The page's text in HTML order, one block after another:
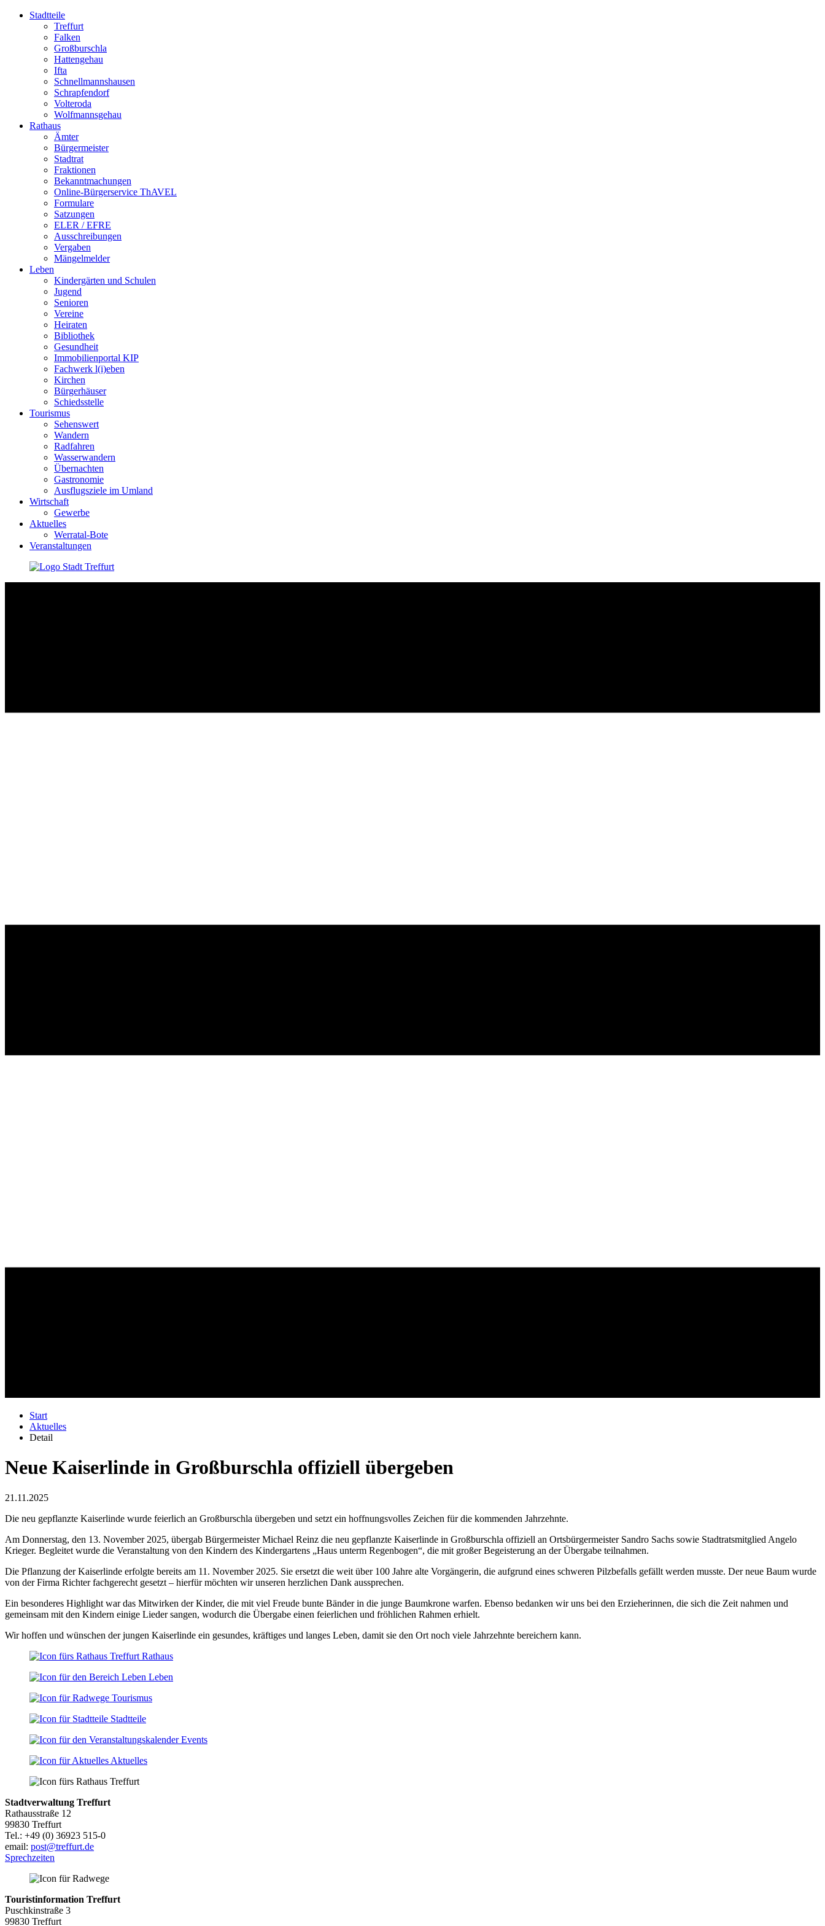
Stadtteile
Treffurt
Falken
Großburschla
Hattengehau
Ifta
Schnellmannshausen
Schrapfendorf
Volteroda
Wolfmannsgehau
Rathaus
Ämter
Bürgermeister
Stadtrat
Fraktionen
Bekanntmachungen
Online-Bürgerservice ThAVEL
Formulare
Satzungen
ELER / EFRE
Ausschreibungen
Vergaben
Mängelmelder
Leben
Kindergärten und Schulen
Jugend
Senioren
Vereine
Heiraten
Bibliothek
Gesundheit
Immobilienportal KIP
Fachwerk l(i)eben
Kirchen
Bürgerhäuser
Schiedsstelle
Tourismus
Sehenswert
Wandern
Radfahren
Wasserwandern
Übernachten
Gastronomie
Ausflugsziele im Umland
Wirtschaft
Gewerbe
Aktuelles
Werratal-Bote
Veranstaltungen
Start
Aktuelles
Detail
Neue Kaiserlinde in Großburschla offiziell übergeben
21.11.2025
Die neu gepflanzte Kaiserlinde wurde feierlich an Großburschla übergeben und setzt ein hoffnungsvolles Zeichen für die kommenden Jahrzehnte.
Am Donnerstag, den 13. November 2025, übergab BürgermeisterMichael Reinz die neu gepflanzte Kaiserlinde in Großburschla offiziell an Ortsbürgermeister Sandro Sachs sowie Stadtratsmitglied Angelo
Krieger. Begleitet wurde die Veranstaltung von den Kindern des Kindergartens „Haus unterm Regenbogen“, die mit großer Begeisterung an der Übergabe teilnahmen.
Die Pflanzung der Kaiserlinde erfolgte bereits am 11. November 2025. Sie ersetzt die weit über 100 Jahre alte Vorgängerin, die aufgrund eines schweren Pilzbefalls gefällt werden musste. Der neue Baum wurde
von der Firma Richterfachgerecht gesetzt – hierfür möchten wir unseren herzlichen Dank aussprechen.
Ein besonderes Highlight war das Mitwirken der Kinder, die mit viel Freude bunte Bänder in die junge Baumkrone warfen. Ebenso bedanken wir uns bei den Erzieherinnen, die sich die Zeit nahmen und
gemeinsam mit den Kindern einige Lieder sangen, wodurch die Übergabe einen feierlichen und fröhlichen Rahmen erhielt.
Wir hoffen und wünschen der jungen Kaiserlinde ein gesundes, kräftiges und langes Leben, damit sie den Ort noch viele Jahrzehnte bereichern kann.
Rathaus
Leben
Tourismus
Stadtteile
Events
Aktuelles
Stadtverwaltung Treffurt
Rathausstraße 12
99830 Treffurt
Tel.: +49 (0) 36923 515-0
email: post@treffurt.de
Sprechzeiten
Touristinformation Treffurt
Puschkinstraße 3
99830 Treffurt